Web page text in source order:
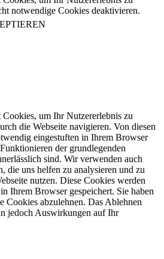
notwendige Cookies deaktivieren.
Cookies, um Ihr Nutzererlebnis zu
die Webseite navigieren. Von diesen
eingestuften in Ihrem Browser
der grundlegenden
sind. Wir verwenden auch
die uns helfen zu analysieren und zu
nutzen. Diese Cookies werden
Ihrem Browser gespeichert. Sie haben
Cookies abzulehnen. Das Ablehnen
jedoch Auswirkungen auf Ihr